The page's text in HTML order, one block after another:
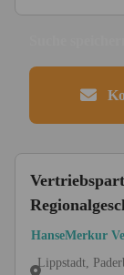
HanseMerkur
Lippstadt,